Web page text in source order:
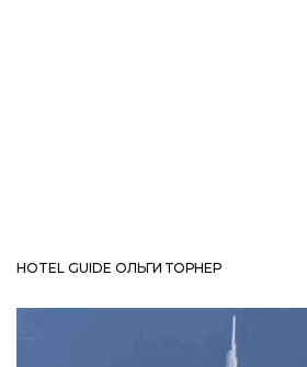
HOTEL GUIDE ОЛЬГИ ТОРНЕР